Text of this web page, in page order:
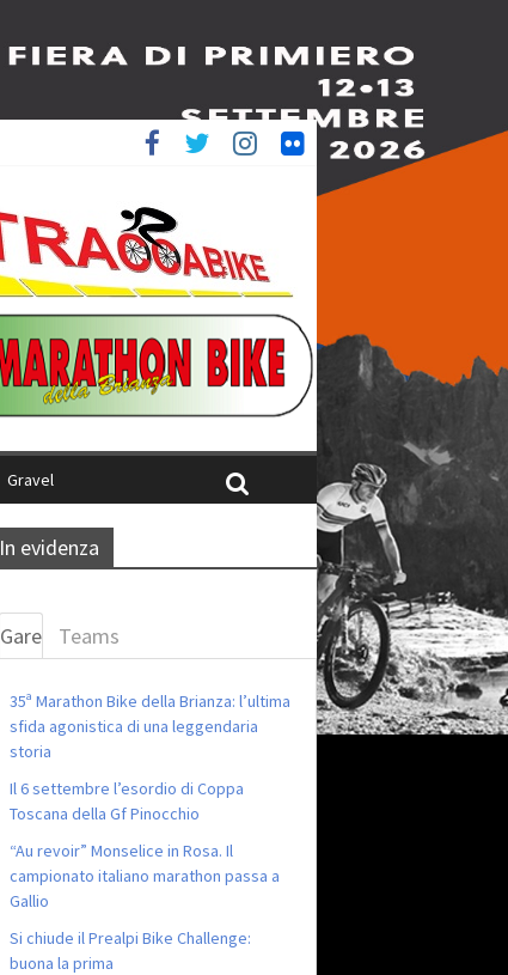
Gravel
In evidenza
Gare Teams
35ª Marathon Bike della Brianza: l’ultima
sfida agonistica di una leggendaria
storia
Il 6 settembre l’esordio di Coppa
Toscana della Gf Pinocchio
“Au revoir” Monselice in Rosa. Il
campionato italiano marathon passa a
Gallio
Si chiude il Prealpi Bike Challenge:
buona la prima